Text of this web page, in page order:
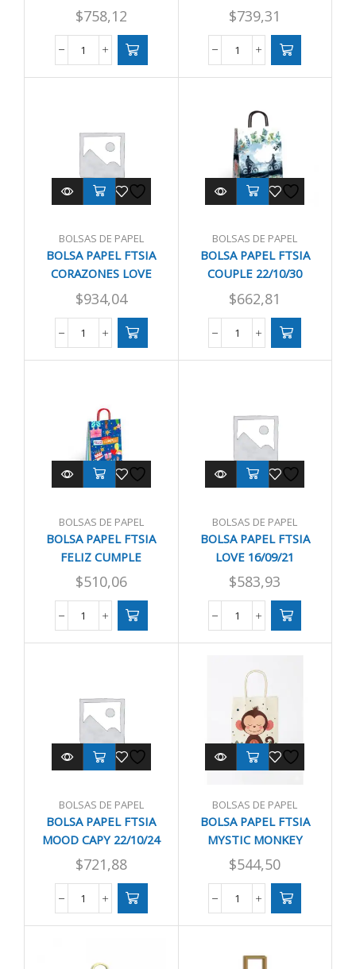
KRAFT/BLANCA
22/10/30
$758,12
BOLSA
22/10/30
cantidad
22/10/24
$739,31
BOLSA
FUCSIA
22/10/24
cantidad
BOLSAS DE PAPEL
BOLSA PAPEL FTSIA
CORAZONES LOVE
KRAFT/BL 30/12/32
$934,04
BOLSA
KRAFT/BL
30/12/32
cantidad
BOLSAS DE PAPEL
BOLSA PAPEL FTSIA
COUPLE 22/10/30
$662,81
BOLSA
cantidad
BOLSAS DE PAPEL
BOLSA PAPEL FTSIA
FELIZ CUMPLE
14/08/20
$510,06
BOLSA
14/08/20
cantidad
BOLSAS DE PAPEL
BOLSA PAPEL FTSIA
LOVE 16/09/21
$583,93
BOLSA
LOVE
16/09/21
cantidad
BOLSAS DE PAPEL
BOLSA PAPEL FTSIA
MOOD CAPY 22/10/24
$721,88
BOLSA
CAPY
BOLSAS DE PAPEL
BOLSA PAPEL FTSIA
MYSTIC MONKEY
14/08/20
$544,50
BOLSA